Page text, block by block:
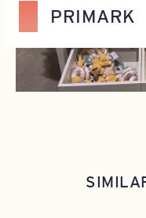
PRIMARK